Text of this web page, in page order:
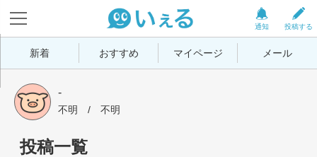
投稿する
通知
新着 おすすめ マイページ メール
-
不明 / 不明
投稿一覧